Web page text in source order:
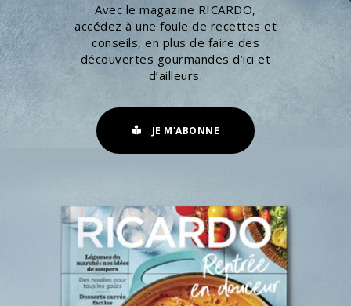
Avec le magazine RICARDO,
accédez à une foule de recettes et
conseils, en plus de faire des
découvertes gourmandes d’ici et
d’ailleurs.
JE M'ABONNE